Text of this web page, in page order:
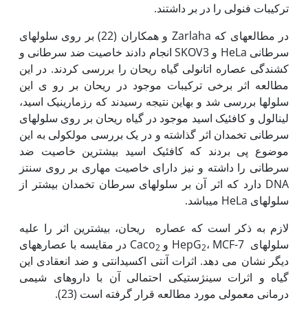
ترکیبات فنولی را در بر داشتند.
در مطالعه‏ای که Zarlaha و همکاران (22) بر روی سلول‏های
سرطانی HeLa و SKOV3 انجام دادند خاصیت ضد سرطانی و
کشندگی عصاره اتانولی گیاه ریحان را بررسی کردند. در این
مطالعه اثر برخی ترکیبات موجود در ریحان بر رو ی این
سلول‏ها بررسی شد و به‏این نتیجه رسیدند که رزمارینیک اسید،
لینالول و کافئیک اسید موجود در گیاه ریحان بر روی سلول‏های
سرطانی تخمدان اثر گذاشته و در یک بررسی مولکولی به این
موضوع پی بردند که کافئیک اسید بیشترین خاصیت ضد
سرطانی را داشته و نیز دارای خاصیت مهاری بر روی سنتز
DNA دارد که اثر آن بر سلول‏های سرطان تخمدان بیشتر از
سلول‏های HeLa می‏باشد.
لازم به ذکر است که عصاره ریحان، بیشترین اثر را علیه
سلول‏های HepG
2، MCF-7 و Caco 2
در مقایسه با عصاره‏های
دیگر نشان می دهد. اثرات آنتی اکسیدانتی و ضد انعقادی این
گیاه و اثرات سینژستیکی احتمالی آن با داروهای شیمی
درمانی معمولی مورد مطالعه قرار گرفته است (23).